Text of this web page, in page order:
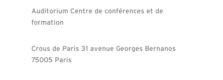
Auditorium Centre de conférences et de
formation
Crous de Paris 31 avenue Georges Bernanos
75005 Paris